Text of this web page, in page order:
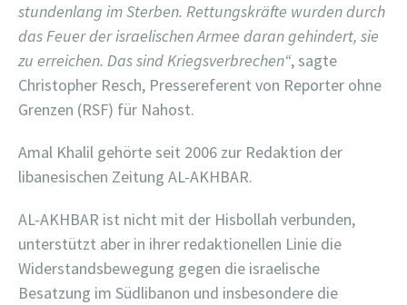
stundenlang im Sterben. Rettungskräfte wurden durch
das Feuer der israelischen Armee daran gehindert, sie
zu erreichen. Das sind Kriegsverbrechen“, sagte
Christopher Resch, Pressereferent von Reporter ohne
Grenzen (RSF) für Nahost.
Amal Khalil gehörte seit 2006 zur Redaktion der
libanesischen Zeitung AL-AKHBAR.
AL-AKHBAR ist nicht mit der Hisbollah verbunden,
unterstützt aber in ihrer redaktionellen Linie die
Widerstandsbewegung gegen die israelische
Besatzung im Südlibanon und insbesondere die